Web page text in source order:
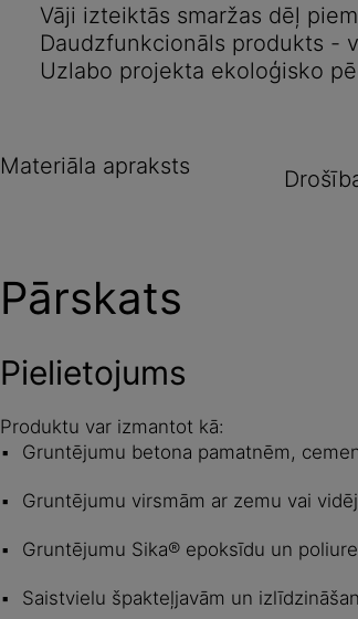
Vāji izteiktās smaržas dēļ
Daudzfunkcionāls produkts -
Uzlabo projekta ekoloģisko
Materiāla apraksts
Pārskats
Pielietojums
Produktu var izmantot kā:
Gruntējumu betona pamatnēm,
Gruntējumu virsmām ar zemu vai
Gruntējumu Sika® epoksīdu un
Saistvielu špakteļjavām un